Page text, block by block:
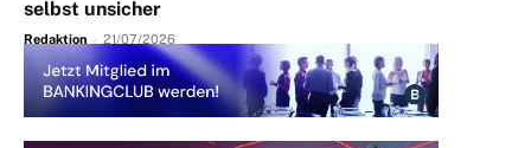
selbst unsicher
Redaktion - 21/07/2026